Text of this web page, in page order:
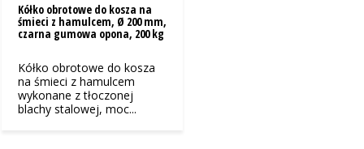
Kółko obrotowe do kosza na
śmieci z hamulcem, Ø 200 mm,
czarna gumowa opona, 200 kg
Kółko obrotowe do kosza
na śmieci z hamulcem
wykonane z tłoczonej
blachy stalowej, moc...